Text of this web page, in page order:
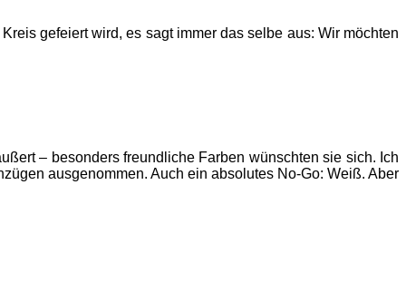
gefeiert wird, es sagt immer das selbe aus: Wir möchten
– besonders freundliche Farben wünschten sie sich. Ich
ausgenommen. Auch ein absolutes No-Go: Weiß. Aber